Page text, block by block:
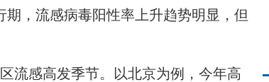
，流感病毒阳性率上升趋势明显，但
感高发季节。以北京为例，今年高